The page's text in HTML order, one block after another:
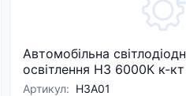
Автомобільна
освітлення H3 6000К к-
Артикул: Н3A01